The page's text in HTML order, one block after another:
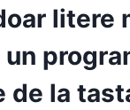
VARIABILEIlitere
de la